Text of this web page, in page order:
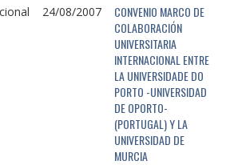
24/08/2007
CONVENIO MARCO DE
COLABORACIÓN
UNIVERSITARIA
INTERNACIONAL ENTRE
LA UNIVERSIDADE DO
PORTO -UNIVERSIDAD
DE OPORTO-
(PORTUGAL) Y LA
UNIVERSIDAD DE
MURCIA